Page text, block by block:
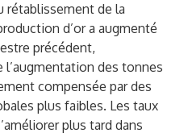
rétablissement de la
d’or a augmenté
précédent,
des tonnes
compensée par des
plus faibles. Les taux
plus tard dans